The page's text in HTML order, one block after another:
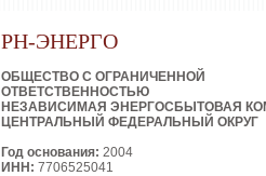
РН-ЭНЕРГО
ОБЩЕСТВО С ОГРАНИЧЕННОЙ
ОТВЕТСТВЕННОСТЬЮ
НЕЗАВИСИМАЯ ЭНЕРГОСБЫТОВАЯ
ЦЕНТРАЛЬНЫЙ ФЕДЕРАЛЬНЫЙ ОКРУГ
Год основания: 2004
ИНН: 7706525041